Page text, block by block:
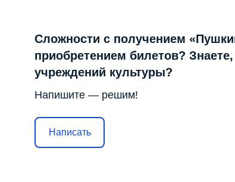
Сложности с получением
приобретением билетов?
учреждений культуры?
Напишите — решим!
Написать